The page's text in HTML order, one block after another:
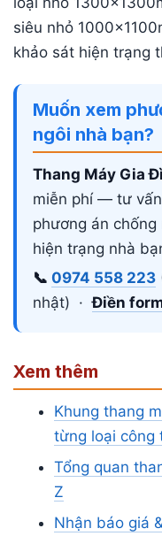
siêu nhỏ
khảo sát hiện trạng
Muốn xem
ngôi nhà bạn?
Thang Máy Gia
miễn phí — tư
phương án
hiện trạng nhà
📞 0974 558 223
nhật) ·Điền
Xem thêm
Khung thang
từng loại công
Tổng quan
Z
Nhận báo giá